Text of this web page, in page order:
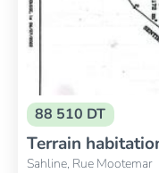
88 510 DT
Terrain
Sahline, Rue Mootemar